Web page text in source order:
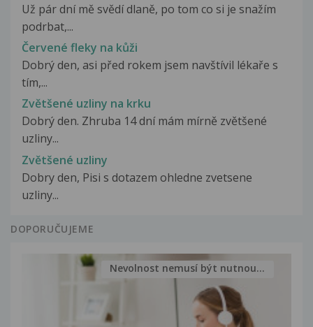
Už pár dní mě svědí dlaně, po tom co si je snažím
podrbat,...
Červené fleky na kůži
Dobrý den, asi před rokem jsem navštívil lékaře s
tím,...
Zvětšené uzliny na krku
Dobrý den. Zhruba 14 dní mám mírně zvětšené
uzliny...
Zvětšené uzliny
Dobry den, Pisi s dotazem ohledne zvetsene
uzliny...
DOPORUČUJEME
Nevolnost nemusí být nutnou...